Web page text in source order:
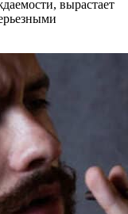
вырастает